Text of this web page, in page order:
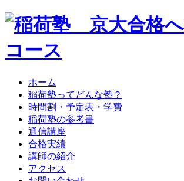
ホーム
稲荷塾ってどんな塾？
時間割・予定表・学費
稲荷塾の参考書
通信講座
合格実績
講師の紹介
アクセス